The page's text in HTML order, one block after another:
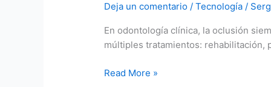
Deja un comentario /Tecnología /
En odontología clínica, la oclusión
múltiples tratamientos: rehabilitación,
qué
la
forma
tratar
Read More »